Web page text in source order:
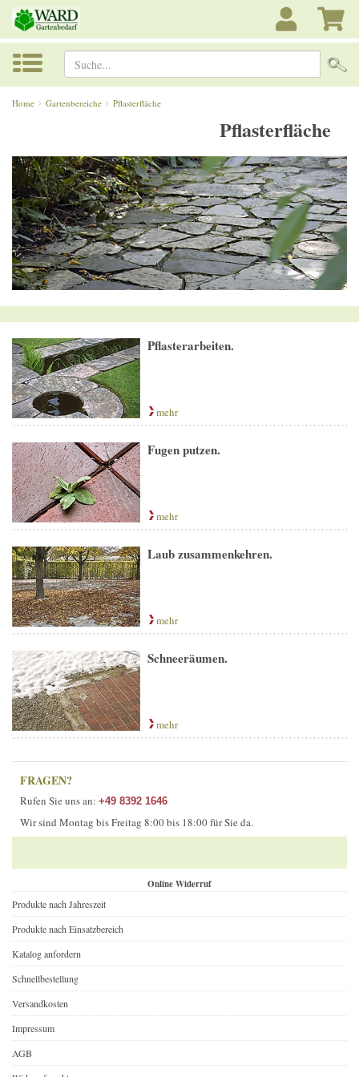
Suche...
Home Gartenbereiche Pflasterfläche
Pflasterfläche
Pflasterarbeiten.
mehr
Fugen putzen.
mehr
Laub zusammenkehren.
mehr
Schneeräumen.
mehr
FRAGEN?
Rufen Sie uns an: +49 8392 1646
Wir sind Montag bis Freitag 8:00 bis 18:00 für Sie da.
Online Widerruf
Produkte nach Jahreszeit
Produkte nach Einsatzbereich
Katalog anfordern
Schnellbestellung
Versandkosten
Impressum
AGB